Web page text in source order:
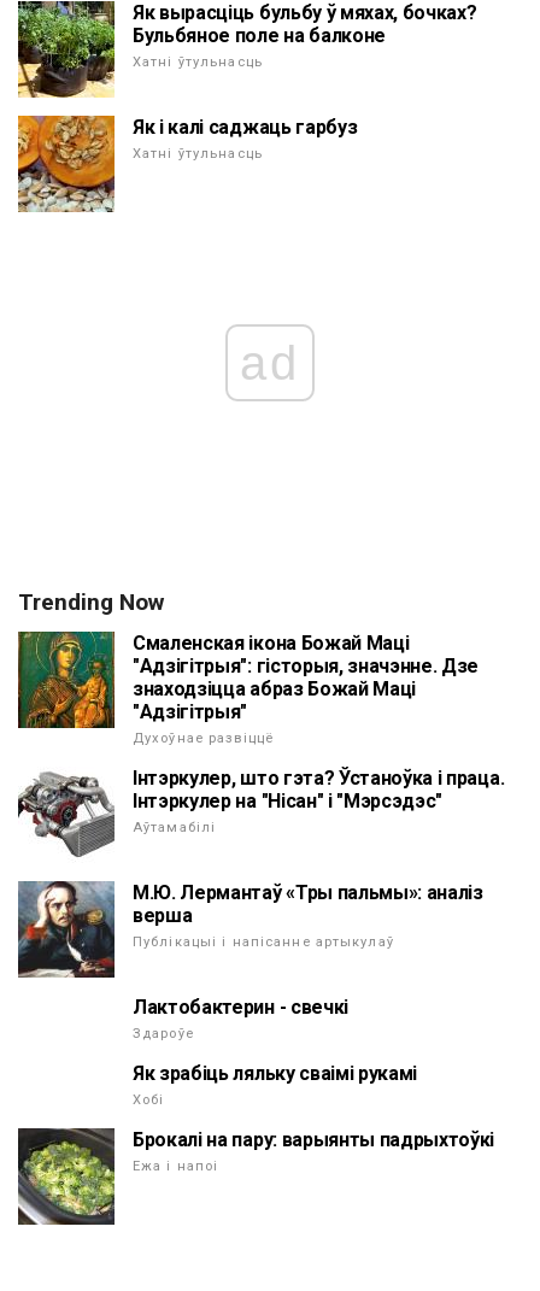
Як вырасціць бульбу ў мяхах, бочках?
Бульбяное поле на балконе
Хатні ўтульнасць
Як і калі саджаць гарбуз
Хатні ўтульнасць
ad
Trending Now
Смаленская ікона Божай Маці
"Адзігітрыя": гісторыя, значэнне. Дзе
знаходзіцца абраз Божай Маці
"Адзігітрыя"
Духоўнае развіццё
Інтэркулер, што гэта? Ўстаноўка і праца.
Інтэркулер на "Нісан" і "Мэрсэдэс"
Аўтамабілі
М.Ю. Лермантаў «Тры пальмы»: аналіз
верша
Публікацыі і напісанне артыкулаў
Лактобактерин - свечкі
Здароўе
Як зрабіць ляльку сваімі рукамі
Хобі
Брокалі на пару: варыянты падрыхтоўкі
Ежа і напоі